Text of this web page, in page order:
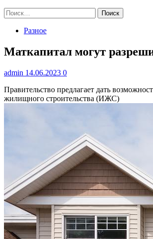
Найти:
Разное
Маткапитал могут
admin 14.06.2023 0
Правительство предлагает дать
жилищного строительства (ИЖС)